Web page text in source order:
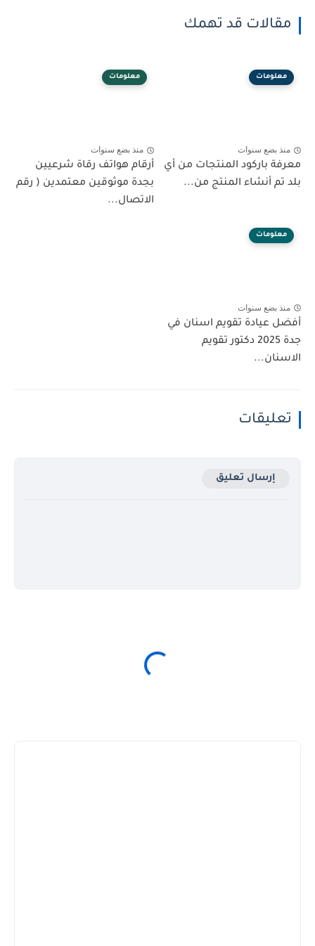
مقالات قد تهمك
معلومات
منذ بضع سنوات
معرفة باركود المنتجات من أي
بلد تم أنشاء المنتج من...
معلومات
منذ بضع سنوات
أرقام هواتف رقاة شرعيين
بجدة موثوقين معتمدين ( رقم
الاتصال...
معلومات
منذ بضع سنوات
أفضل عيادة تقويم اسنان في
جدة 2025 دكتور تقويم
الاسنان...
تعليقات
إرسال تعليق